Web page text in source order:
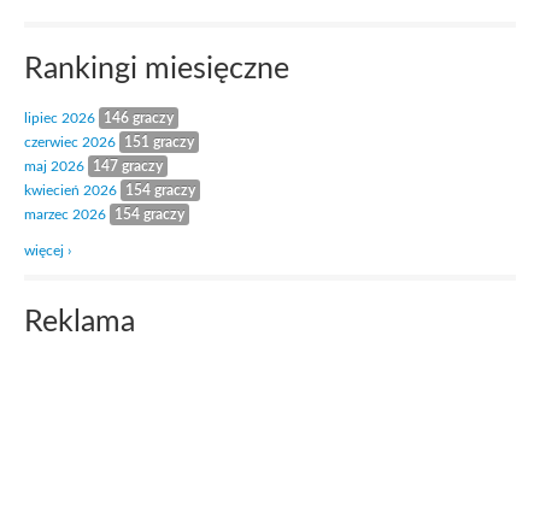
Rankingi miesięczne
lipiec 2026
146 graczy
czerwiec 2026
151 graczy
maj 2026
147 graczy
kwiecień 2026
154 graczy
marzec 2026
154 graczy
więcej ›
Reklama